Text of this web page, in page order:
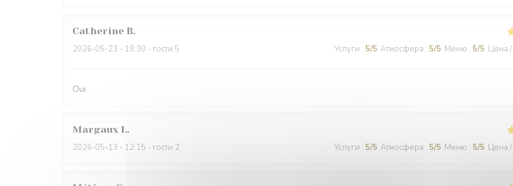
Catherine B
2026-05-23 - 19:30 - гости 5 Услуги : 5/5 Атмосфера : 5/5 Меню : 5/5 Цена /
Oui
Margaux L
2026-05-13 - 12:15 - гости 2 Услуги : 5/5 Атмосфера : 5/5 Меню : 5/5 Цена /